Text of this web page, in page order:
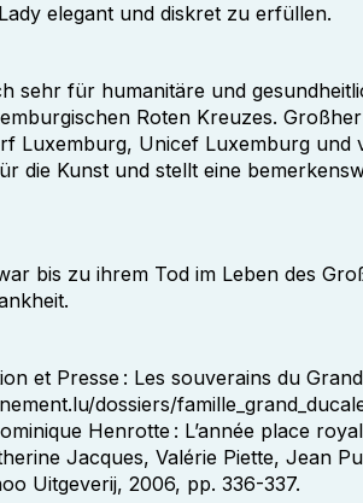
elegant und diskret zu erfüllen.
sehr für humanitäre und
Roten Kreuzes.
Luxemburg, Unicef Luxemburg und
die Kunst und stellt eine
bis zu ihrem Tod im Leben des
et Presse : Les souverains du
dossiers/
Henrotte : L’année place
Jacques, Valérie Piette, Jean
Uitgeverij, 2006, pp. 336-337.